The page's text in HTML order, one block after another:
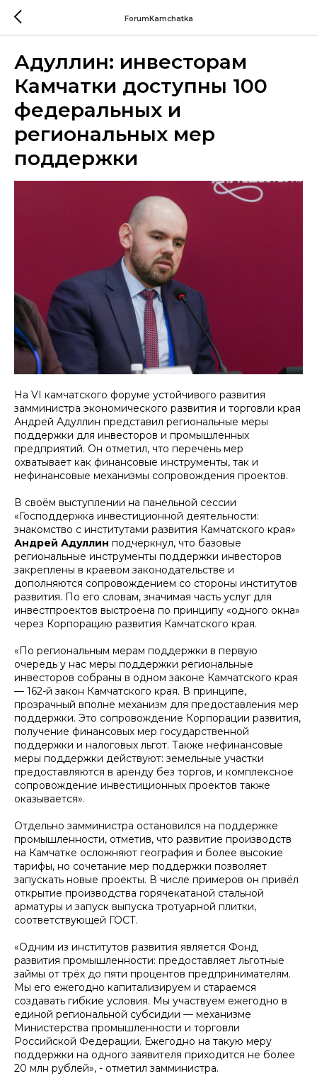
ForumKamchatka
Адуллин: инвесторам
Камчатки доступны 100
федеральных и
региональных мер
поддержки
На VI камчатского форуме устойчивого развития
замминистра экономического развития и торговли края
Андрей Адуллин представил региональные меры
поддержки для инвесторов и промышленных
предприятий. Он отметил, что перечень мер
охватывает как финансовые инструменты, так и
нефинансовые механизмы сопровождения проектов.
​В своём выступлении на панельной сессии
«Господдержка инвестиционной деятельности:
знакомство с институтами развития Камчатского края»
Андрей Адуллин подчеркнул, что базовые
региональные инструменты поддержки инвесторов
закреплены в краевом законодательстве и
дополняются сопровождением со стороны институтов
развития. По его словам, значимая часть услуг для
инвестпроектов выстроена по принципу «одного окна»
через Корпорацию развития Камчатского края.
«По региональным мерам поддержки в первую
очередь у нас меры поддержки региональные
инвесторов собраны в одном законе Камчатского края
— 162-й закон Камчатского края. В принципе,
прозрачный вполне механизм для предоставления мер
поддержки. Это сопровождение Корпорации развития,
получение финансовых мер государственной
поддержки и налоговых льгот. Также нефинансовые
меры поддержки действуют: земельные участки
предоставляются в аренду без торгов, и комплексное
сопровождение инвестиционных проектов также
оказывается».
​Отдельно замминистра остановился на поддержке
промышленности, отметив, что развитие производств
на Камчатке осложняют география и более высокие
тарифы, но сочетание мер поддержки позволяет
запускать новые проекты. В числе примеров он привёл
открытие производства горячекатаной стальной
арматуры и запуск выпуска тротуарной плитки,
соответствующей ГОСТ.
​«Одним из институтов развития является Фонд
развития промышленности: предоставляет льготные
займы от трёх до пяти процентов предпринимателям.
Мы его ежегодно капитализируем и стараемся
создавать гибкие условия. Мы участвуем ежегодно в
единой региональной субсидии — механизме
Министерства промышленности и торговли
Российской Федерации. Ежегодно на такую меру
поддержки на одного заявителя приходится не более
20 млн рублей», - отметил замминистра.